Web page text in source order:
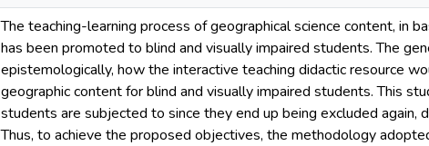
The teaching-learning process of geographical science content, in
has been promoted to blind and visually impaired students. The
epistemologically, how the interactive teaching didactic resource
geographic content for blind and visually impaired students. This
students are subjected to since they end up being excluded
Thus, to achieve the proposed objectives, the methodology